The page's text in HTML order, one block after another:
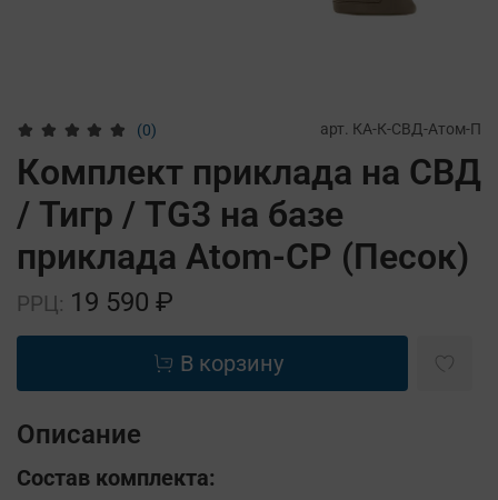
(0) арт. КА-К-СВД-Атом-П
Комплект приклада на СВД
/ Тигр / TG3 на базе
приклада Atom-CP (Песок)
РРЦ: 19 590 ₽
В корзину
Описание
Состав комплекта: